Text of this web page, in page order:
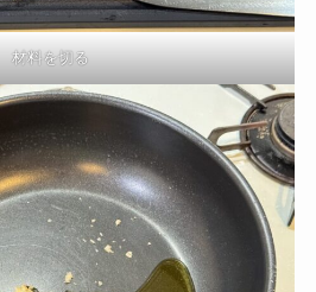
材料を切る